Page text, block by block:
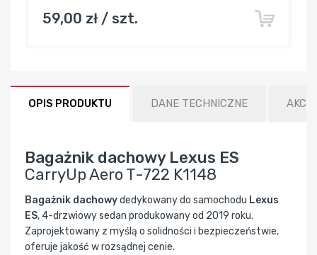
59,00 zł / szt.
OPIS PRODUKTU DANE TECHNICZNE
Bagażnik dachowy Lexus ES
CarryUp Aero T-722 K1148
Bagażnik dachowydedykowany do samochodu Lexus
ES, 4-drzwiowy sedan produkowany od 2019 roku.
Zaprojektowany z myślą o solidności i bezpieczeństwie,
oferuje jakość w rozsądnej cenie.